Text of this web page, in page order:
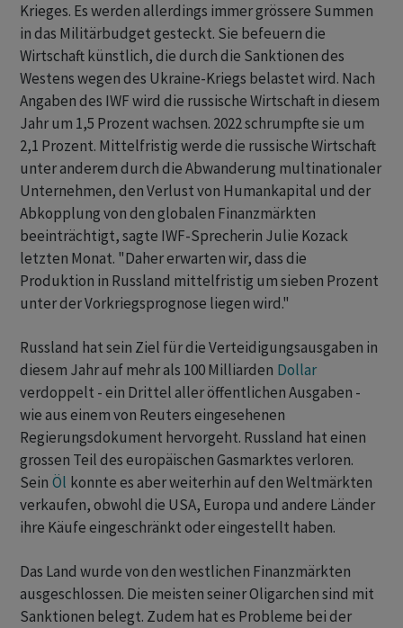
Krieges. Es werden allerdings immer grössere Summen
in das Militärbudget gesteckt. Sie befeuern die
Wirtschaft künstlich, die durch die Sanktionen des
Westens wegen des Ukraine-Kriegs belastet wird. Nach
Angaben des IWF wird die russische Wirtschaft in diesem
Jahr um 1,5 Prozent wachsen. 2022 schrumpfte sie um
2,1 Prozent. Mittelfristig werde die russische Wirtschaft
unter anderem durch die Abwanderung multinationaler
Unternehmen, den Verlust von Humankapital und der
Abkopplung von den globalen Finanzmärkten
beeinträchtigt, sagte IWF-Sprecherin Julie Kozack
letzten Monat. "Daher erwarten wir, dass die
Produktion in Russland mittelfristig um sieben Prozent
unter der Vorkriegsprognose liegen wird."
Russland hat sein Ziel für die Verteidigungsausgaben in
diesem Jahr auf mehr als 100 Milliarden Dollar
verdoppelt - ein Drittel aller öffentlichen Ausgaben -
wie aus einem von Reuters eingesehenen
Regierungsdokument hervorgeht. Russland hat einen
grossen Teil des europäischen Gasmarktes verloren.
Sein Öl konnte es aber weiterhin auf den Weltmärkten
verkaufen, obwohl die USA, Europa und andere Länder
ihre Käufe eingeschränkt oder eingestellt haben.
Das Land wurde von den westlichen Finanzmärkten
ausgeschlossen. Die meisten seiner Oligarchen sind mit
Sanktionen belegt. Zudem hat es Probleme bei der